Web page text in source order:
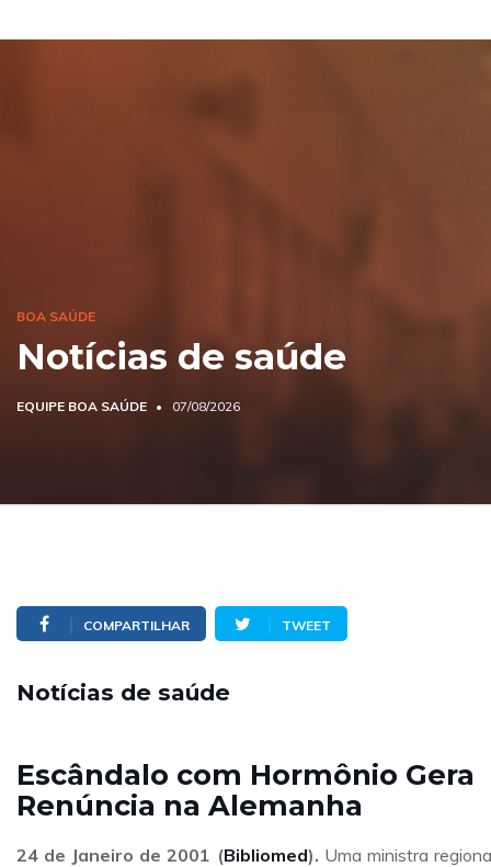
BOA SAÚDE
Notícias de saúde
EQUIPE BOA SAÚDE 07/08/2026
COMPARTILHAR TWEET
Notícias de saúde
Escândalo com Hormônio Gera
Renúncia na Alemanha
24 de Janeiro de 2001 (Bibliomed). Uma ministra